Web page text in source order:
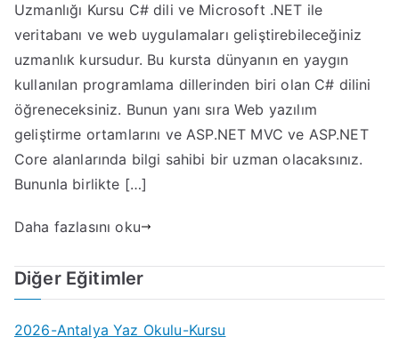
Uzmanlığı Kursu C# dili ve Microsoft .NET ile
veritabanı ve web uygulamaları geliştirebileceğiniz
uzmanlık kursudur. Bu kursta dünyanın en yaygın
kullanılan programlama dillerinden biri olan C# dilini
öğreneceksiniz. Bunun yanı sıra Web yazılım
geliştirme ortamlarını ve ASP.NET MVC ve ASP.NET
Core alanlarında bilgi sahibi bir uzman olacaksınız.
Bununla birlikte […]
Daha fazlasını oku
Diğer Eğitimler
2026-Antalya Yaz Okulu-Kursu